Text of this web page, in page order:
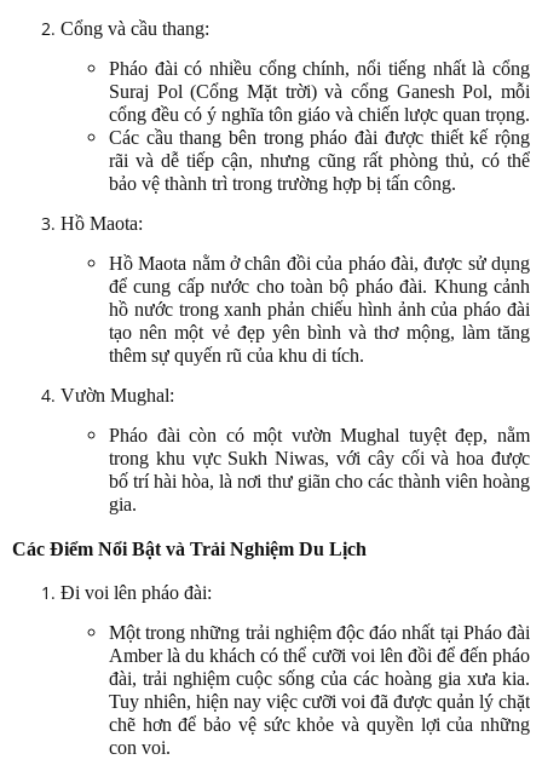
Cổng và cầu thang:
Pháo đài có nhiều cổng chính, nổi tiếng nhất là cổng
Suraj Pol (Cổng Mặt trời) và cổng Ganesh Pol, mỗi
cổng đều có ý nghĩa tôn giáo và chiến lược quan trọng.
Các cầu thang bên trong pháo đài được thiết kế rộng
rãi và dễ tiếp cận, nhưng cũng rất phòng thủ, có thể
bảo vệ thành trì trong trường hợp bị tấn công.
Hồ Maota:
Hồ Maota nằm ở chân đồi của pháo đài, được sử dụng
để cung cấp nước cho toàn bộ pháo đài. Khung cảnh
hồ nước trong xanh phản chiếu hình ảnh của pháo đài
tạo nên một vẻ đẹp yên bình và thơ mộng, làm tăng
thêm sự quyến rũ của khu di tích.
Vườn Mughal:
Pháo đài còn có một vườn Mughal tuyệt đẹp, nằm
trong khu vực Sukh Niwas, với cây cối và hoa được
bố trí hài hòa, là nơi thư giãn cho các thành viên hoàng
gia.
Các Điểm Nổi Bật và Trải Nghiệm Du Lịch
Đi voi lên pháo đài:
Một trong những trải nghiệm độc đáo nhất tại Pháo đài
Amber là du khách có thể cưỡi voi lên đồi để đến pháo
đài, trải nghiệm cuộc sống của các hoàng gia xưa kia.
Tuy nhiên, hiện nay việc cưỡi voi đã được quản lý chặt
chẽ hơn để bảo vệ sức khỏe và quyền lợi của những
con voi.